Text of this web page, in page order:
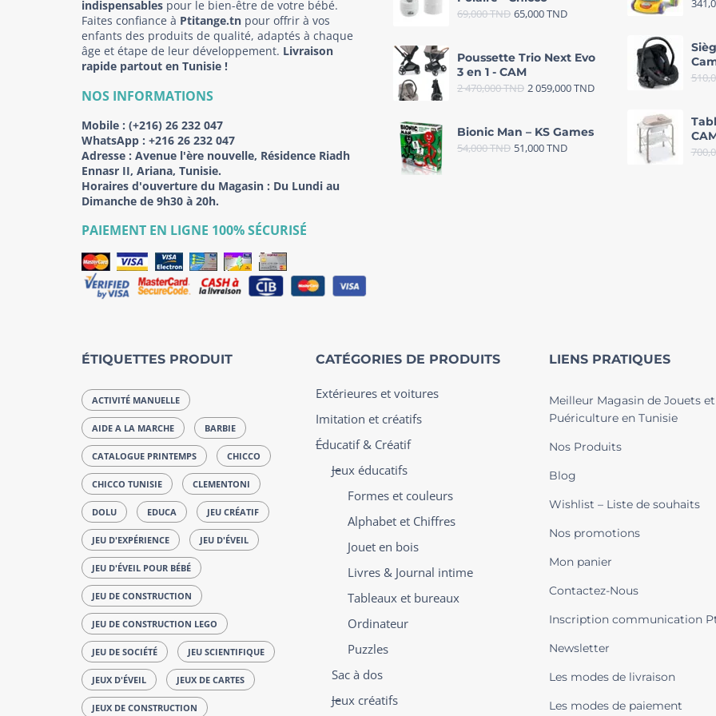
indispensables pour le bien-être de votre bébé.
Faites confiance à Ptitange.tn pour offrir à vos
enfants des produits de qualité, adaptés à chaque
âge et étape de leur développement. Livraison
rapide partout en Tunisie !
NOS INFORMATIONS
Mobile : (+216) 26 232 047
WhatsApp : +216 26 232 047
Adresse : Avenue l'ère nouvelle, Résidence Riadh
Ennasr II, Ariana, Tunisie.
Horaires d'ouverture du Magasin : Du Lundi au
Dimanche de 9h30 à 20h.
PAIEMENT EN LIGNE 100% SÉCURISÉ
69,000TND 65,000TND
Poussette Trio Next Evo
3 en 1 - CAM
2 470,000TND 2 059,000TND
Bionic Man – KS Games
54,000TND 51,000TND
ÉTIQUETTES PRODUIT
ACTIVITÉ MANUELLE
AIDE A LA MARCHE BARBIE
CATALOGUE PRINTEMPS CHICCO
CHICCO TUNISIE CLEMENTONI
DOLU EDUCA JEU CRÉATIF
JEU D'EXPÉRIENCE JEU D'ÉVEIL
JEU D'ÉVEIL POUR BÉBÉ
JEU DE CONSTRUCTION
JEU DE CONSTRUCTION LEGO
JEU DE SOCIÉTÉ JEU SCIENTIFIQUE
JEUX D'ÉVEIL JEUX DE CARTES
JEUX DE CONSTRUCTION
CATÉGORIES DE PRODUITS
Extérieures et voitures
Imitation et créatifs
Éducatif & Créatif
Jeux éducatifs
Formes et couleurs
Alphabet et Chiffres
Jouet en bois
Livres & Journal intime
Tableaux et bureaux
Ordinateur
Puzzles
Sac à dos
Jeux créatifs
LIENS PRATIQUES
Meilleur Magasin de Jouets et
Puériculture en Tunisie
Nos Produits
Blog
Wishlist – Liste de souhaits
Nos promotions
Mon panier
Contactez-Nous
Inscription communication
Newsletter
Les modes de livraison
Les modes de paiement